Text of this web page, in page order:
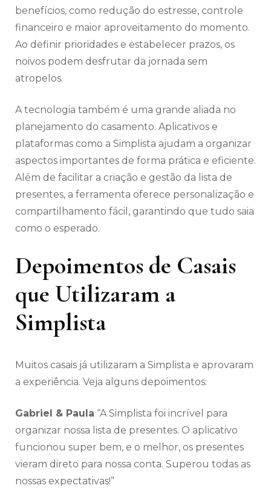
benefícios, como redução do estresse, controle
financeiro e maior aproveitamento do momento.
Ao definir prioridades e estabelecer prazos, os
noivos podem desfrutar da jornada sem
atropelos.
A tecnologia também é uma grande aliada no
planejamento do casamento. Aplicativos e
plataformas como a Simplista ajudam a organizar
aspectos importantes de forma prática e eficiente.
Além de facilitar a criação e gestão da lista de
presentes, a ferramenta oferece personalização e
compartilhamento fácil, garantindo que tudo saia
como o esperado.
Depoimentos de Casais
que Utilizaram a
Simplista
Muitos casais já utilizaram a Simplista e aprovaram
a experiência. Veja alguns depoimentos:
Gabriel & Paula “A Simplista foi incrível para
organizar nossa lista de presentes. O aplicativo
funcionou super bem, e o melhor, os presentes
vieram direto para nossa conta. Superou todas as
nossas expectativas!”